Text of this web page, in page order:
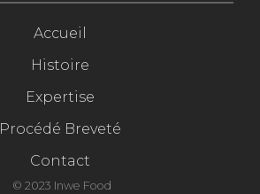
Accueil
Histoire
Expertise
Procédé Breveté
Contact
© 2023 Inwe Food